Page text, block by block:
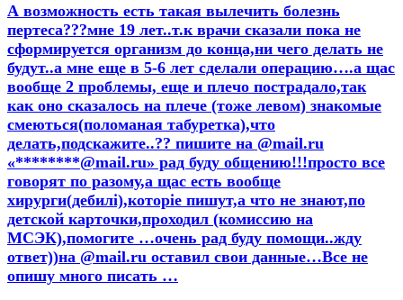
А возможность есть такая вылечить болезнь
пертеса???мне 19 лет..т.к врачи сказали пока не
сформируется организм до конца,ни чего делать не
будут..а мне еще в 5-6 лет сделали операцию….а щас
вообще 2 проблемы, еще и плечо пострадало,так
как оно сказалось на плече (тоже левом) знакомые
смеються(поломаная табуретка),что
делать,подскажите..?? пишите на @mail.ru
«********@mail.ru» рад буду общению!!!просто все
говорят по разому,а щас есть вообще
хирурги(дебилі),которіе пишут,а что не знают,по
детской карточки,проходил (комиссию на
МСЭК),помогите …очень рад буду помощи..жду
ответ))на @mail.ru оставил свои данные…Все не
опишу много писать …